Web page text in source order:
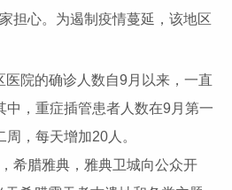
担心。为遏制疫情蔓延，该地区
院的确诊人数自9月以来，一直
中，重症插管患者人数在9月第一
，每天增加20人。